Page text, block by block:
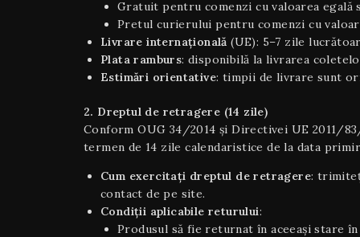
Gratuit pentru comenzi cu valoarea egală
Pretul curierului pentru comenzi cu
Livrare internaţională (UE): 5–7 zile
Plata ramburs: disponibilă la livrarea
Estimări orientative: timpii de livrare sunt
2. Dreptul de retragere (14 zile)
Conform OUG 34/2014 și Directivei UE 2011/
termen de 14 zile calendaristice de la data
Cum exercitați dreptul de retragere:
contact de pe site.
Condiţii aplicabile returului:
Produsul să fie returnat în aceeaşi stare